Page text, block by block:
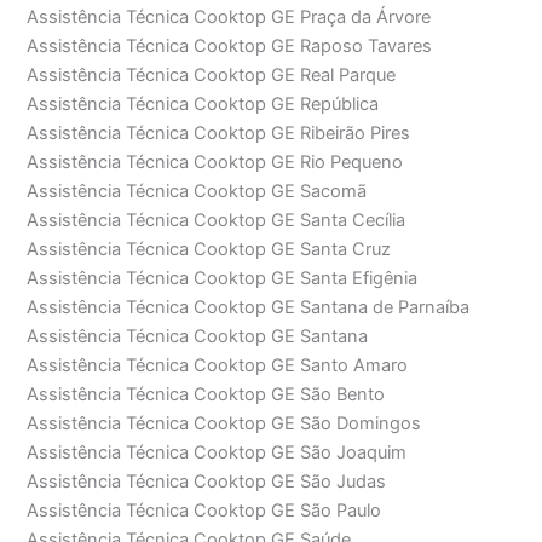
Assistência Técnica Cooktop GE Praça da Árvore
Assistência Técnica Cooktop GE Raposo Tavares
Assistência Técnica Cooktop GE Real Parque
Assistência Técnica Cooktop GE República
Assistência Técnica Cooktop GE Ribeirão Pires
Assistência Técnica Cooktop GE Rio Pequeno
Assistência Técnica Cooktop GE Sacomã
Assistência Técnica Cooktop GE Santa Cecília
Assistência Técnica Cooktop GE Santa Cruz
Assistência Técnica Cooktop GE Santa Efigênia
Assistência Técnica Cooktop GE Santana de Parnaíba
Assistência Técnica Cooktop GE Santana
Assistência Técnica Cooktop GE Santo Amaro
Assistência Técnica Cooktop GE São Bento
Assistência Técnica Cooktop GE São Domingos
Assistência Técnica Cooktop GE São Joaquim
Assistência Técnica Cooktop GE São Judas
Assistência Técnica Cooktop GE São Paulo